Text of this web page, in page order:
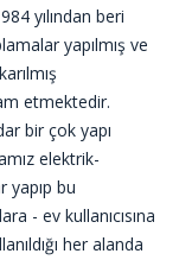
yılından beri
yapılmış ve
etmektedir.
bir çok yapı
elektrik-
yapıp bu
- ev kullanıcısına
her alanda